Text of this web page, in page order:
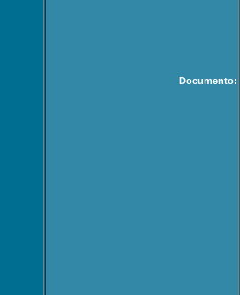
Documento: